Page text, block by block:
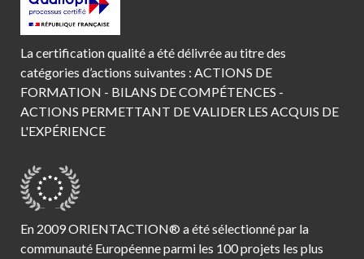
La certification qualité a été délivrée au titre des
catégories d’actions suivantes : ACTIONS DE
FORMATION - BILANS DE COMPÉTENCES -
ACTIONS PERMETTANT DE VALIDER LES ACQUIS DE
L'EXPÉRIENCE
En 2009 ORIENTACTION® a été sélectionné par la
communauté Européenne parmi les 100 projets les plus